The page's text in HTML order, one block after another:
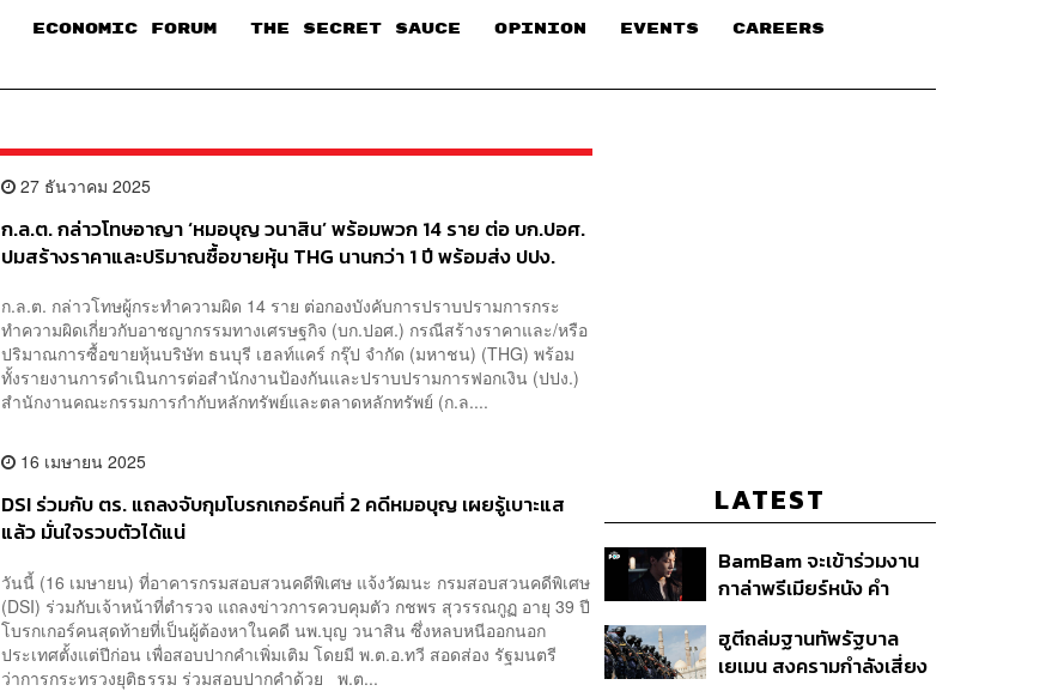
ECONOMIC FORUM THE SECRET SAUCE​ OPINION EVENTS CAREERS
27 ธันวาคม 2025
ก.ล.ต. กล่าวโทษอาญา ‘หมอบุญ วนาสิน’ พร้อมพวก 14 ราย ต่อ บก.ปอศ.
ปมสร้างราคาและปริมาณซื้อขายหุ้น THG นานกว่า 1 ปี พร้อมส่ง ปปง.
ก.ล.ต. กล่าวโทษผู้กระทำความผิด 14 ราย ต่อกองบังคับการปราบปรามการกระ
ทำความผิดเกี่ยวกับอาชญากรรมทางเศรษฐกิจ (บก.ปอศ.) กรณีสร้างราคาและ/หรือ
ปริมาณการซื้อขายหุ้นบริษัท ธนบุรี เฮลท์แคร์ กรุ๊ป จำกัด (มหาชน) (THG) พร้อม
ทั้งรายงานการดำเนินการต่อสำนักงานป้องกันและปราบปรามการฟอกเงิน (ปปง.)
สำนักงานคณะกรรมการกำกับหลักทรัพย์และตลาดหลักทรัพย์ (ก.ล....
16 เมษายน 2025
DSI ร่วมกับ ตร. แถลงจับกุมโบรกเกอร์คนที่ 2 คดีหมอบุญ เผยรู้เบาะแส
แล้ว มั่นใจรวบตัวได้แน่
วันนี้ (16 เมษายน) ที่อาคารกรมสอบสวนคดีพิเศษ แจ้งวัฒนะ กรมสอบสวนคดีพิเศษ
(DSI) ร่วมกับเจ้าหน้าที่ตำรวจ แถลงข่าวการควบคุมตัว กชพร สุวรรณกูฏ อายุ 39 ปี
โบรกเกอร์คนสุดท้ายที่เป็นผู้ต้องหาในคดี นพ.บุญ วนาสิน ซึ่งหลบหนีออกนอก
ประเทศตั้งแต่ปีก่อน เพื่อสอบปากคำเพิ่มเติม โดยมี พ.ต.อ.ทวี สอดส่อง รัฐมนตรี
ว่าการกระทรวงยุติธรรม ร่วมสอบปากคำด้วย พ.ต...
LATEST
BamBam จะเข้าร่วมงาน
กาล่าพรีเมียร์หนัง คำ
ฮูตีถล่มฐานทัพรัฐบาล
เยเมน สงครามกำลังเสี่ยง